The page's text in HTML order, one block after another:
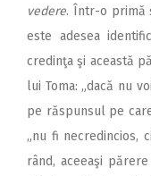
vedere. Într-o primă
este adesea
credinţa şi această
lui Toma: „dacă nu
pe răspunsul pe
„nu fi necredincios,
rând, aceeaşi